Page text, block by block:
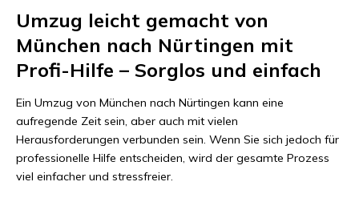
Umzug leicht gemacht von
München nach Nürtingen mit
Profi-Hilfe – Sorglos und einfach
Ein Umzug von München nach Nürtingen kann eine
aufregende Zeit sein, aber auch mit vielen
Herausforderungen verbunden sein. Wenn Sie sich jedoch für
professionelle Hilfe entscheiden, wird der gesamte Prozess
viel einfacher und stressfreier.